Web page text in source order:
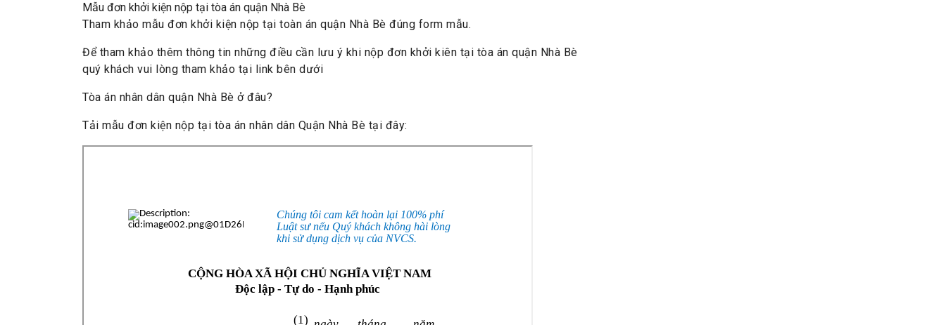
Mẫu đơn khởi kiện nộp tại tòa án quận Nhà Bè
Tham khảo mẫu đơn khởi kiện nộp tại toàn án quận Nhà Bè đúng form mẫu.
Để tham khảo thêm thông tin những điều cần lưu ý khi nộp đơn khởi kiên tại tòa án quận Nhà Bè
quý khách vui lòng tham khảo tại link bên dưới
Tòa án nhân dân quận Nhà Bè ở đâu?
Tải mẫu đơn kiện nộp tại tòa án nhân dân Quận Nhà Bè tại đây: